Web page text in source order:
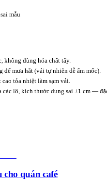
mẫu
dùng hóa chất tẩy.
mưa hắt (vải tự nhiên dễ ẩm mốc).
tỏa nhiệt làm sạm vải.
lô, kích thước dung sai ±1 cm —
cho quán café